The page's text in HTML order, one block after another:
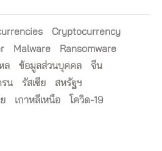
Cryptocurrency
Malware
Ransomware
ล ข้อมูลส่วนบุคคล
จีน
รน รัสเซีย
สหรัฐฯ
เกาหลีเหนือ โควิด-19